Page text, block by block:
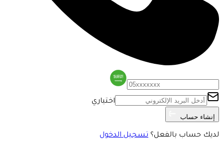
اختياري
إنشاء حساب
لديك حساب بالفعل؟ تسجيل الدخول